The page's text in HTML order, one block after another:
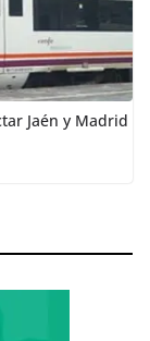
Jaén y Madrid